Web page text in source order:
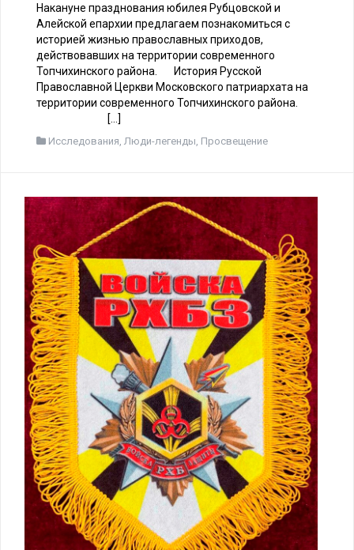
Накануне празднования юбилея Рубцовской и
Алейской епархии предлагаем познакомиться с
историей жизнью православных приходов,
действовавших на территории современного
Топчихинского района. История Русской
Православной Церкви Московского патриархата на
территории современного Топчихинского района.
[…]
Исследования, Люди-легенды, Просвещение